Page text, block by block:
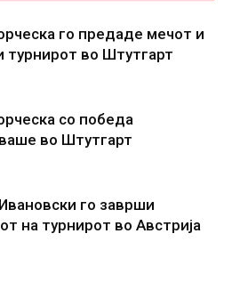
го предаде мечот и
турнирот во Штутгарт
со победа
во Штутгарт
го заврши
на турнирот во Австрија